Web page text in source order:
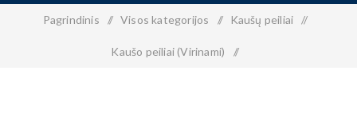
Pagrindinis / Visos kategorijos / Kaušų peiliai /
Kaušo peiliai (Virinami) /